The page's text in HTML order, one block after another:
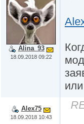
Alina_93
18.09.2018 09:22
Alex75
18.09.2018 10:43